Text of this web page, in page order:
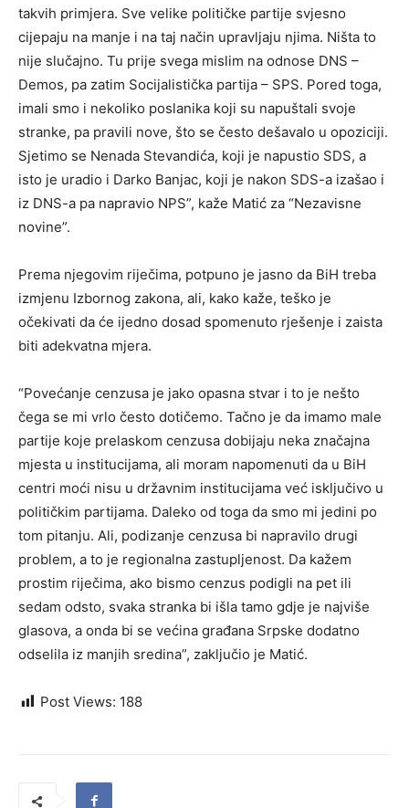
takvih primjera. Sve velike političke partije svjesno
cijepaju na manje i na taj način upravljaju njima. Ništa to
nije slučajno. Tu prije svega mislim na odnose DNS –
Demos, pa zatim Socijalistička partija – SPS. Pored toga,
imali smo i nekoliko poslanika koji su napuštali svoje
stranke, pa pravili nove, što se često dešavalo u opoziciji.
Sjetimo se Nenada Stevandića, koji je napustio SDS, a
isto je uradio i Darko Banjac, koji je nakon SDS-a izašao i
iz DNS-a pa napravio NPS”, kaže Matić za “Nezavisne
novine”.
Prema njegovim riječima, potpuno je jasno da BiH treba
izmjenu Izbornog zakona, ali, kako kaže, teško je
očekivati da će ijedno dosad spomenuto rješenje i zaista
biti adekvatna mjera.
“Povećanje cenzusa je jako opasna stvar i to je nešto
čega se mi vrlo često dotičemo. Tačno je da imamo male
partije koje prelaskom cenzusa dobijaju neka značajna
mjesta u institucijama, ali moram napomenuti da u BiH
centri moći nisu u državnim institucijama već isključivo u
političkim partijama. Daleko od toga da smo mi jedini po
tom pitanju. Ali, podizanje cenzusa bi napravilo drugi
problem, a to je regionalna zastupljenost. Da kažem
prostim riječima, ako bismo cenzus podigli na pet ili
sedam odsto, svaka stranka bi išla tamo gdje je najviše
glasova, a onda bi se većina građana Srpske dodatno
odselila iz manjih sredina”, zaključio je Matić.
Post Views: 188